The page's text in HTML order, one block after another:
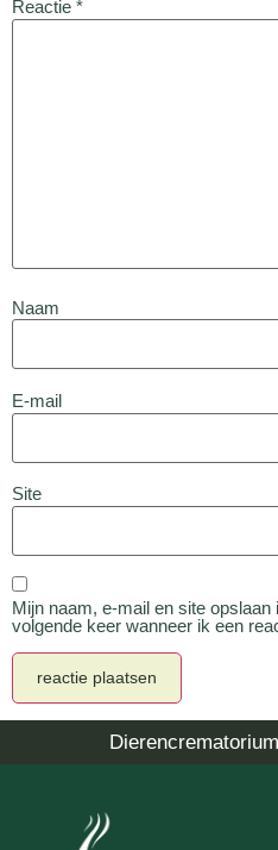
Reactie *
Naam
E-mail
Site
Mijn naam, e-mail en site
volgende keer wanneer ik een